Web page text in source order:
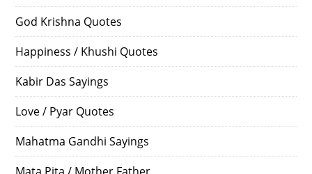
God Krishna Quotes
Happiness / Khushi Quotes
Kabir Das Sayings
Love / Pyar Quotes
Mahatma Gandhi Sayings